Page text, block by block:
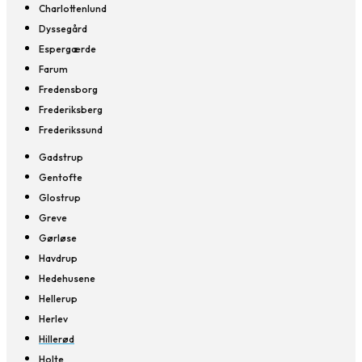
Charlottenlund
Dyssegård
Espergærde
Farum
Fredensborg
Frederiksberg
Frederikssund
Gadstrup
Gentofte
Glostrup
Greve
Gørløse
Havdrup
Hedehusene
Hellerup
Herlev
Hillerød
Holte